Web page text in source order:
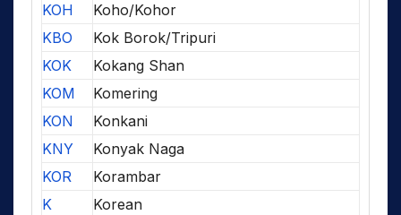
KOH
Koho/Kohor
KBO
Kok Borok/Tripuri
KOK
Kokang Shan
KOM
Komering
KON
Konkani
KNY
Konyak Naga
KOR
Korambar
K
Korean